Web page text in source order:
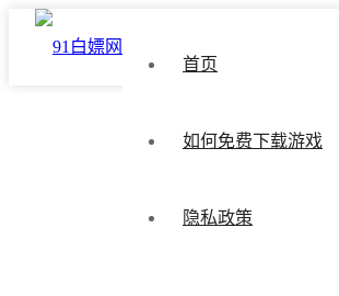
首页
如何免费下载游戏
隐私政策